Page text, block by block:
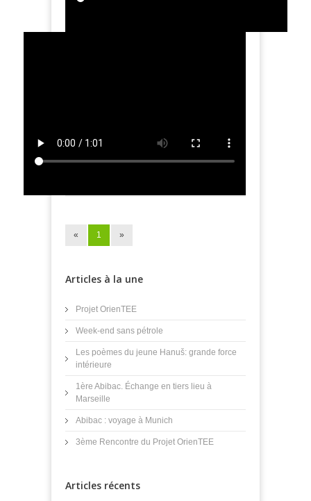
« 1 »
Articles à la une
Projet OrienTEE
Week-end sans pétrole
Les poèmes du jeune Hanuš: grande force
intérieure
1ère Abibac. Échange en tiers lieu à
Marseille
Abibac : voyage à Munich
3ème Rencontre du Projet OrienTEE
Articles récents